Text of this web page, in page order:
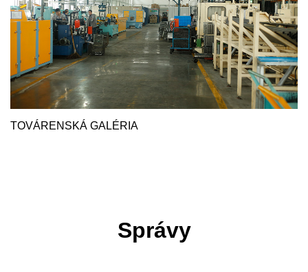
TOVÁRENSKÁ GALÉRIA
Správy